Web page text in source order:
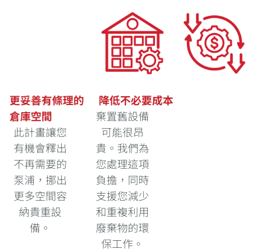
更妥善有條理的
倉庫空間
此計畫讓您
有機會釋出
不再需要的
泵浦，挪出
更多空間容
納貴重設
備。
降低不必要成本
棄置舊設備
可能很昂
貴。我們為
您處理這項
負擔，同時
支援您減少
和重複利用
廢棄物的環
保工作。